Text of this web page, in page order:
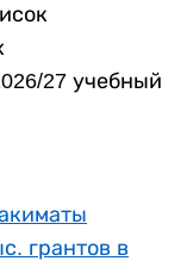
27 учебный
грантов в